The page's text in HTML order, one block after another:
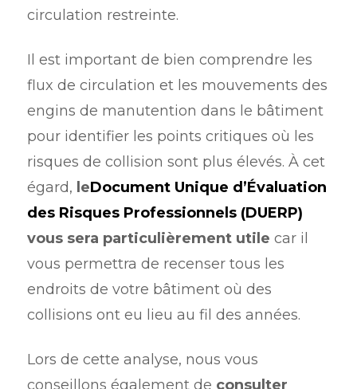
circulation restreinte.
Il est important de bien comprendre les
flux de circulation et les mouvements des
engins de manutention dans le bâtiment
pour identifier les points critiques où les
risques de collision sont plus élevés. À cet
égard, leDocument Unique d’Évaluation
des Risques Professionnels (DUERP)
vous sera particulièrement utile car il
vous permettra de recenser tous les
endroits de votre bâtiment où des
collisions ont eu lieu au fil des années.
Lors de cette analyse, nous vous
conseillons également de consulter